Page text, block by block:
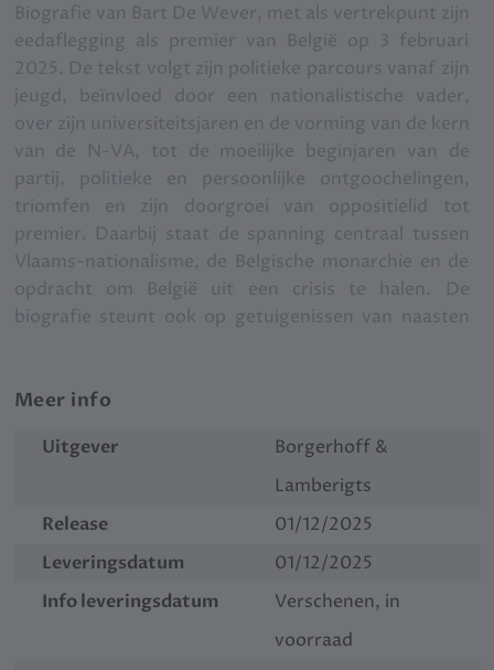
Biografie van Bart De Wever, met als vertrekpunt zijn
eedaflegging als premier van België op 3 februari
2025. De tekst volgt zijn politieke parcours vanaf zijn
jeugd, beïnvloed door een nationalistische vader,
over zijn universiteitsjaren en de vorming van de kern
van de N-VA, tot de moeilijke beginjaren van de
partij, politieke en persoonlijke ontgoochelingen,
triomfen en zijn doorgroei van oppositielid tot
premier. Daarbij staat de spanning centraal tussen
Vlaams-nationalisme, de Belgische monarchie en de
opdracht om België uit een crisis te halen. De
biografie steunt ook op getuigenissen van naasten
Meer info
Uitgever
Borgerhoff &
Lamberigts
Release
01/12/2025
Leveringsdatum
01/12/2025
Info leveringsdatum
Verschenen, in
voorraad